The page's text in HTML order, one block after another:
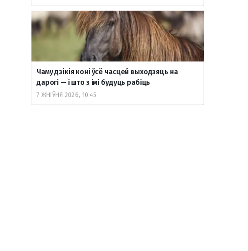
Чаму дзікія коні ўсё часцей выходзяць на
дарогі — і што з імі будуць рабіць
7 ЖНІЎНЯ 2026, 10:45